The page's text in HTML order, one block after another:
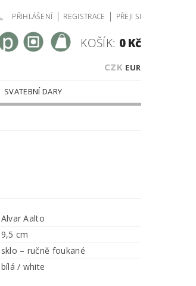
PŘIHLÁŠENÍ | REGISTRACE | PŘEJI SI
CZK EUR
KOŠÍK: 0 Kč
SVATEBNÍ DARY
Alvar Aalto
9,5 cm
sklo – ručně foukané
bílá / white